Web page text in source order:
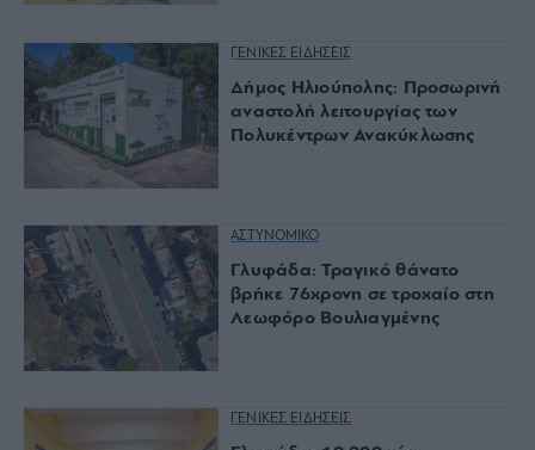
ΓΕΝΙΚΕΣ ΕΙΔΗΣΕΙΣ
Δήμος Ηλιούπολης: Προσωρινή
αναστολή λειτουργίας των
Πολυκέντρων Ανακύκλωσης
ΑΣΤΥΝΟΜΙΚΟ
Γλυφάδα: Τραγικό θάνατο
βρήκε 76χρονη σε τροχαίο στη
Λεωφόρο Βουλιαγμένης
ΓΕΝΙΚΕΣ ΕΙΔΗΣΕΙΣ